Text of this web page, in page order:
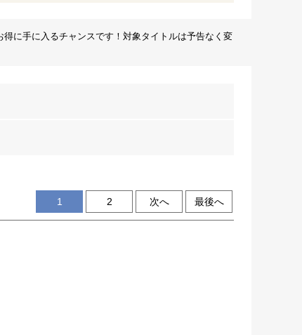
に手に入るチャンスです！対象タイトルは予告なく変
1 2 次へ 最後へ